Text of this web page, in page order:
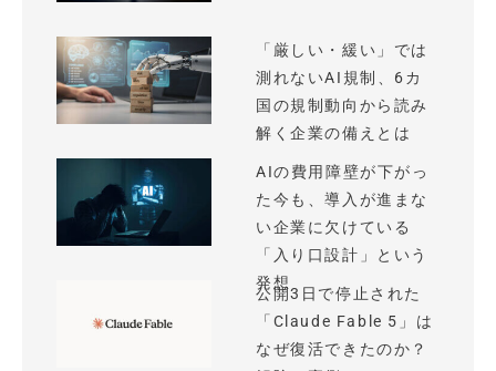
「厳しい・緩い」では
測れないAI規制、6カ
国の規制動向から読み
解く企業の備えとは
AIの費用障壁が下がっ
た今も、導入が進まな
い企業に欠けている
「入り口設計」という
発想
公開3日で停止された
「Claude Fable 5」は
なぜ復活できたのか？